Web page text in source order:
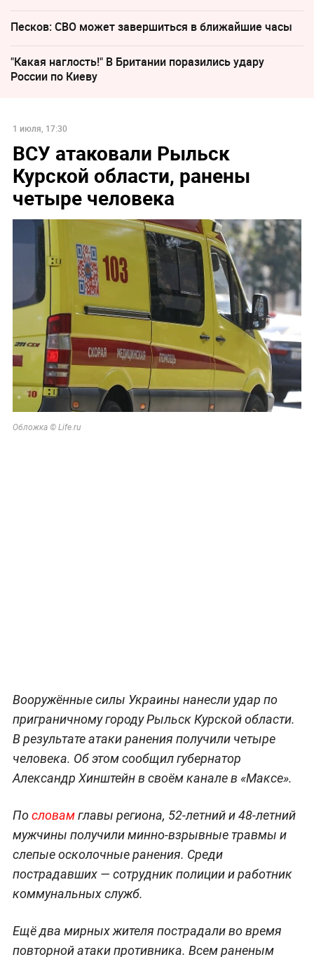
Песков: СВО может завершиться в ближайшие часы
"Какая наглость!" В Британии поразились удару
России по Киеву
1 июля, 17:30
ВСУ атаковали Рыльск
Курской области, ранены
четыре человека
Обложка © Life.ru
Вооружённые силы Украины нанесли удар по
приграничному городу Рыльск Курской области.
В результате атаки ранения получили четыре
человека. Об этом сообщил губернатор
Александр Хинштейн в своём канале в «Максе».
Пословамглавы региона, 52-летний и 48-летний
мужчины получили минно-взрывные травмы и
слепые осколочные ранения. Среди
пострадавших — сотрудник полиции и работник
коммунальных служб.
Ещё два мирных жителя пострадали во время
повторной атаки противника. Всем раненым